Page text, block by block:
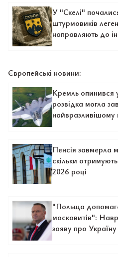
У "Скелі"
штурмовиків
направляють до
Європейські новини:
Кремль опинився
розвідка могла
найвразливішому
Пенсія завмерла
скільки
2026 році
"Польща
московитів":
заяву про Україну